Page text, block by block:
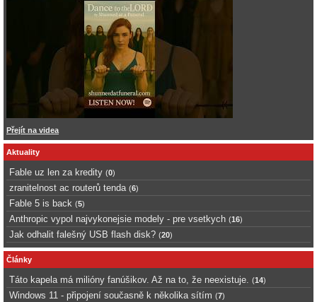
Přejít na videa
Aktuality
Fable uz len za kredity (0)
zranitelnost ac routerů tenda (6)
Fable 5 is back (5)
Anthropic vypol najvykonejsie modely - pre vsetkych (16)
Jak odhalit falešný USB flash disk? (20)
Články
Táto kapela má milióny fanúšikov. Až na to, že neexistuje. (14)
Windows 11 - připojení současně k několika sítím (7)